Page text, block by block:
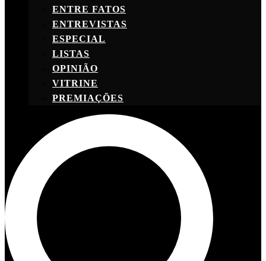
ENTRE FATOS
ENTREVISTAS
ESPECIAL
LISTAS
OPINIÃO
VITRINE
PREMIAÇÕES